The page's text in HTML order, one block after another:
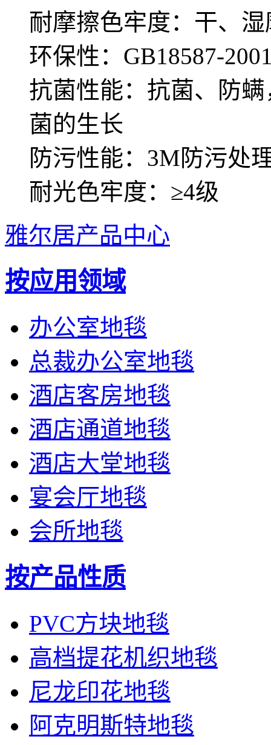
耐摩擦色牢度：干、
环保性：GB18587-
抗菌性能：抗菌、防
菌的生长
防污性能：3M防污处
耐光色牢度：≥4级
雅尔居产品中心
按应用领域
办公室地毯
总裁办公室地毯
酒店客房地毯
酒店通道地毯
酒店大堂地毯
宴会厅地毯
会所地毯
按产品性质
PVC方块地毯
高档提花机织地毯
尼龙印花地毯
阿克明斯特地毯